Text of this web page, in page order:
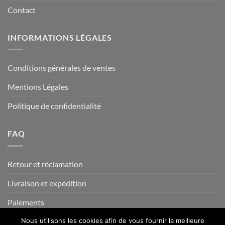
Contact
INFORMATIONS LÉGALES
Conditions générales de ventes
Mentions Légales
Politique de confidentialité
FAQ
Retour et réclamation
Livraison et expédition
Paiements
Nous utilisons les cookies afin de vous fournir la meilleure